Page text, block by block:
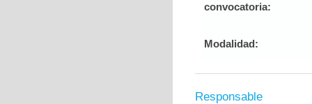
convocatoria:
Modalidad:
Responsable